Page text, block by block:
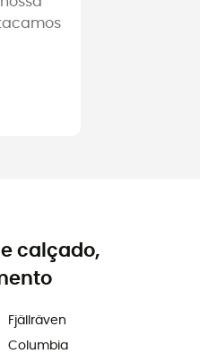
calçado,
Fjällräven
Columbia